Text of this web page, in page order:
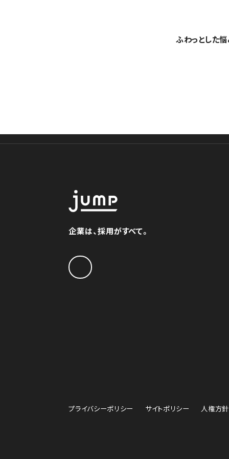
ふわっとした
企業は、採用がすべて。
プライバシーポリシー サイトポリシー 人権方針